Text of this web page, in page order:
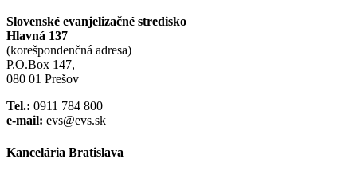
Slovenské evanjelizačné stredisko
Hlavná 137
(korešpondenčná adresa)
P.O.Box 147,
080 01 Prešov
Tel.: 0911 784 800
e-mail: evs@evs.sk
Kancelária Bratislava